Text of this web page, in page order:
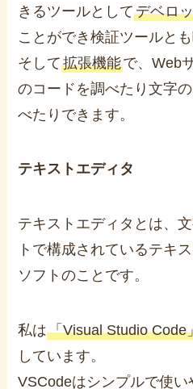
きるツールとしてデベロ
ことができ検証ツールと
そして拡張機能で、Web
のコードを調べたり文字
べたりできます。
テキストエディタ
テキストエディタとは、
トで構成されているテキ
ソフトのことです。
私は「Visual Studio Code
しています。
VSCodeはシンプルで使い